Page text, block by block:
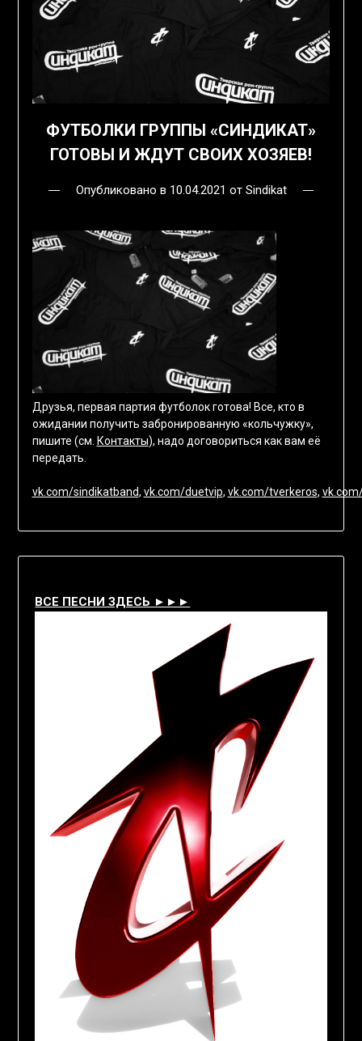
ФУТБОЛКИ ГРУППЫ «СИНДИКАТ»
ГОТОВЫ И ЖДУТ СВОИХ ХОЗЯЕВ!
Опубликовано в 10.04.2021 от Sindikat
Друзья, первая партия футболок готова! Все, кто в
ожидании получить забронированную «кольчужку»,
пишите (см. Контакты), надо договориться как вам её
передать.
vk.com/sindikatband, vk.com/duetvip, vk.com/tverkeros,
ВСЕ ПЕСНИ ЗДЕСЬ ►►►